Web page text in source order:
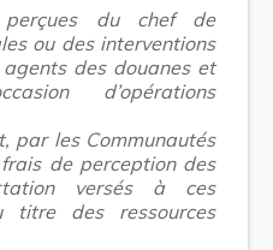
du chef de
ou des interventions
des douanes et
d’opérations
par les Communautés
de perception des
versés à ces
titre des ressources